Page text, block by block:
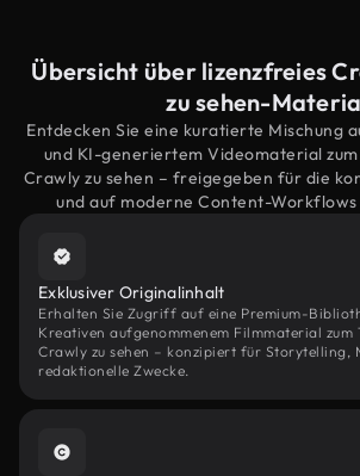
Übersicht über lizenzfreies
zu sehen-
Entdecken Sie eine kuratierte Mischung
und KI-generiertem Videomaterial
Crawly zu sehen – freigegeben für die
und auf moderne Content-Workflows
Exklusiver Originalinhalt
Erhalten Sie Zugriff auf eine Premium-
Kreativen aufgenommenem Filmmaterial zum
Crawly zu sehen – konzipiert für Storytelling,
redaktionelle Zwecke.